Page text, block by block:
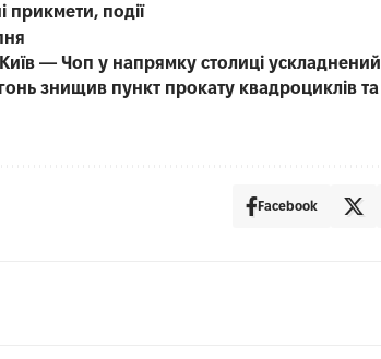
прикмети, події
— Чоп у напрямку столиці ускладнений
знищив пункт прокату квадроциклів та
Facebook